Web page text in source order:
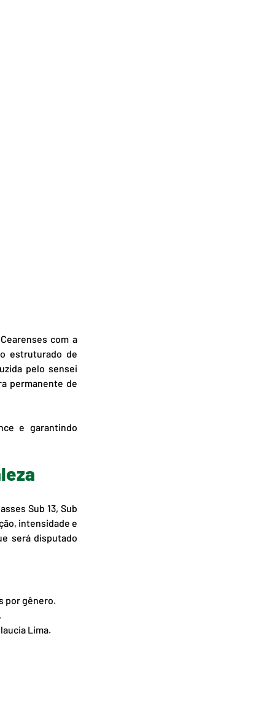
com a
estruturado de
pelo sensei
permanente de
e garantindo
Sub 13, Sub
intensidade e
será disputado
por gênero.
Lima.